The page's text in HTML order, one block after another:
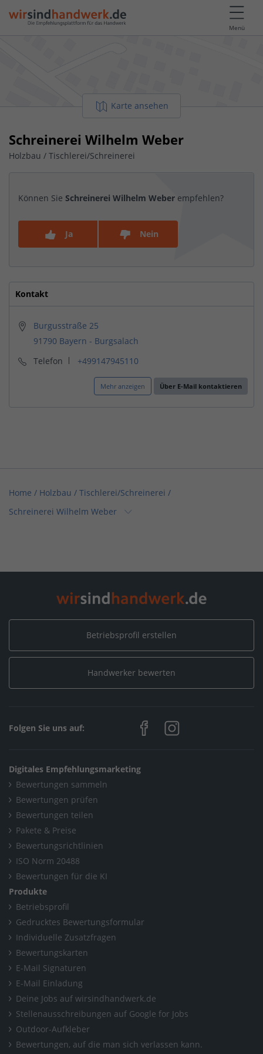
Menü
Karte ansehen
Schreinerei Wilhelm Weber
Holzbau / Tischlerei/Schreinerei
Können Sie Schreinerei Wilhelm Weber empfehlen?
Ja Nein
Kontakt
Burgusstraße 25
91790 Bayern - Burgsalach
Telefon
+499147945110
Mehr anzeigen Über E-Mail kontaktieren
Home / Holzbau / Tischlerei/Schreinerei /
Schreinerei Wilhelm Weber
Betriebsprofil erstellen
Handwerker bewerten
Folgen Sie uns auf:
Digitales Empfehlungsmarketing
Bewertungen sammeln
Bewertungen prüfen
Bewertungen teilen
Pakete & Preise
Bewertungsrichtlinien
ISO Norm 20488
Bewertungen für die KI
Produkte
Betriebsprofil
Gedrucktes Bewertungsformular
Individuelle Zusatzfragen
Bewertungskarten
E-Mail Signaturen
E-Mail Einladung
Deine Jobs auf wirsindhandwerk.de
Stellenausschreibungen auf Google for Jobs
Outdoor-Aufkleber
Bewertungen, auf die man sich verlassen kann.